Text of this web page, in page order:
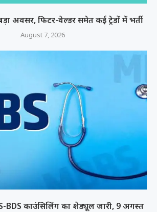
अवसर, फिटर-वेल्डर समेत कई ट्रेडों में भर्ती
August 7, 2026
BDS काउंसिलिंग का शेड्यूल जारी, 9 अगस्त